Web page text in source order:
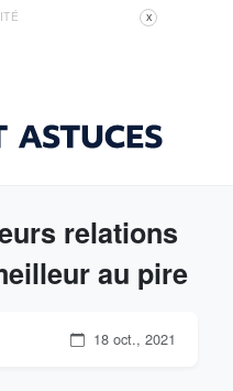
X
relations
au pire
18 oct., 2021